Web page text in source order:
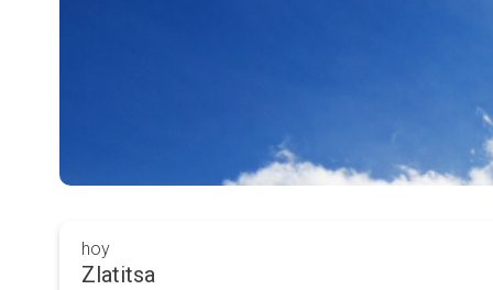
hoy
Zlatitsa